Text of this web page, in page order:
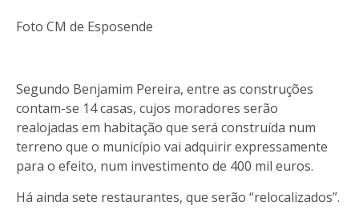
Foto CM de Esposende
Segundo Benjamim Pereira, entre as construções
contam-se 14 casas, cujos moradores serão
realojadas em habitação que será construída num
terreno que o município vai adquirir expressamente
para o efeito, num investimento de 400 mil euros.
Há ainda sete restaurantes, que serão “relocalizados”.